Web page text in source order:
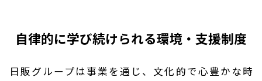
自律的に学び続けられる環境・支援制度
日販グループは事業を通じ、文化的で心豊かな時